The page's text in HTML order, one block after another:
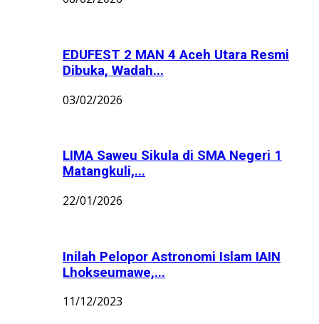
EDUFEST 2 MAN 4 Aceh Utara Resmi
Dibuka, Wadah...
03/02/2026
LIMA Saweu Sikula di SMA Negeri 1
Matangkuli,...
22/01/2026
Inilah Pelopor Astronomi Islam IAIN
Lhokseumawe,...
11/12/2023